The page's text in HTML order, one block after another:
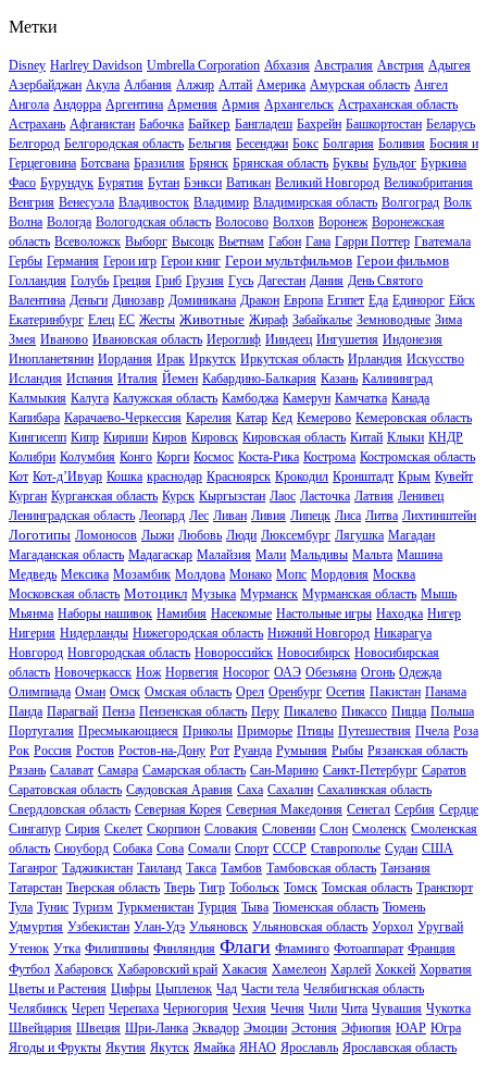
Метки
Disney Harlrey Davidson Umbrella Corporation Абхазия Австралия Австрия Адыгея
Азербайджан Акула Албания Алжир Алтай Америка Амурская область Ангел
Ангола Андорра Аргентина Армения Армия Архангельск Астраханская область
Астрахань Афганистан Бабочка Байкер Бангладеш Бахрейн Башкортостан Беларусь
Белгород Белгородская область Бельгия Бесенджи Бокс Болгария Боливия Босния и
Герцеговина Ботсвана Бразилия Брянск Брянская область Буквы Бульдог Буркина
Фасо Бурундук Бурятия Бутан Бэнкси Ватикан Великий Новгород Великобритания
Венгрия Венесуэла Владивосток Владимир Владимирская область Волгоград Волк
Волна Вологда Вологодская область Волосово Волхов Воронеж Воронежская
область Всеволожск Выборг Высоцк Вьетнам Габон Гана Гарри Поттер Гватемала
Гербы Германия Герои игр Герои книг Герои мультфильмов Герои фильмов
Голландия Голубь Греция Гриб Грузия Гусь Дагестан Дания День Святого
Валентина Деньги Динозавр Доминикана Дракон Европа Египет Еда Единорог Ейск
Екатеринбург Елец ЕС Жесты Животные Жираф Забайкалье Земноводные Зима
Змея Иваново Ивановская область Иероглиф Ииндеец Ингушетия Индонезия
Инопланетянин Иордания Ирак Иркутск Иркутская область Ирландия Искусство
Исландия Испания Италия Йемен Кабардино-Балкария Казань Калининград
Калмыкия Калуга Калужская область Камбоджа Камерун Камчатка Канада
Капибара Карачаево-Черкессия Карелия Катар Кед Кемерово Кемеровская область
Кингисепп Кипр Кириши Киров Кировск Кировская область Китай Клыки КНДР
Колибри Колумбия Конго Корги Космос Коста-Рика Кострома Костромская область
Кот Кот-д’Ивуар Кошка краснодар Красноярск Крокодил Кронштадт Крым Кувейт
Курган Курганская область Курск Кыргызстан Лаос Ласточка Латвия Ленивец
Ленинградская область Леопард Лес Ливан Ливия Липецк Лиса Литва Лихтинштейн
Логотипы Ломоносов Лыжи Любовь Люди Люксембург Лягушка Магадан
Магаданская область Мадагаскар Малайзия Мали Мальдивы Мальта Машина
Медведь Мексика Мозамбик Молдова Монако Мопс Мордовия Москва
Московская область Мотоцикл Музыка Мурманск Мурманская область Мышь
Мьянма Наборы нашивок Намибия Насекомые Настольные игры Находка Нигер
Нигерия Нидерланды Нижегородская область Нижний Новгород Никарагуа
Новгород Новгородская область Новороссийск Новосибирск Новосибирская
область Новочеркасск Нож Норвегия Носорог ОАЭ Обезьяна Огонь Одежда
Олимпиада Оман Омск Омская область Орел Оренбург Осетия Пакистан Панама
Панда Парагвай Пенза Пензенская область Перу Пикалево Пикассо Пицца Польша
Португалия Пресмыкающиеся Приколы Приморье Птицы Путешествия Пчела Роза
Рок Россия Ростов Ростов-на-Дону Рот Руанда Румыния Рыбы Рязанская область
Рязань Салават Самара Самарская область Сан-Марино Санкт-Петербург Саратов
Саратовская область Саудовская Аравия Саха Сахалин Сахалинская область
Свердловская область Северная Корея Северная Македония Сенегал Сербия Сердце
Сингапур Сирия Скелет Скорпион Словакия Словении Слон Смоленск Смоленская
область Сноуборд Собака Сова Сомали Спорт СССР Ставрополье Судан США
Таганрог Таджикистан Таиланд Такса Тамбов Тамбовская область Танзания
Татарстан Тверская область Тверь Тигр Тобольск Томск Томская область Транспорт
Тула Тунис Туризм Туркменистан Турция Тыва Тюменская область Тюмень
Удмуртия Узбекистан Улан-Удэ Ульяновск Ульяновская область Уорхол Уругвай
Утенок Утка Филиппины Финляндия Флаги Фламинго Фотоаппарат Франция
Футбол Хабаровск Хабаровский край Хакасия Хамелеон Харлей Хоккей Хорватия
Цветы и Растения Цифры Цыпленок Чад Части тела Челябигнская область
Челябинск Череп Черепаха Черногория Чехия Чечня Чили Чита Чувашия Чукотка
Швейцария Швеция Шри-Ланка Эквадор Эмоции Эстония Эфиопия ЮАР Югра
Ягоды и Фрукты Якутия Якутск Ямайка ЯНАО Ярославль Ярославская область